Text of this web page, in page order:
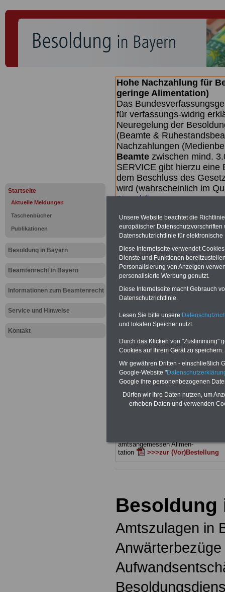
Startseite
Aktuelle Meldungen
Taschenbücher
Publikationen
Besoldung in Bayern
Beamtenrecht in Bayern
Informationen zum Beamtenrecht
Service und Hinweise
Kontakt
Hohe Nachzahlung für
geringe Alimentation)
Das
für verfassungs-widrig
Neuregelung der
(Beamte &
Nachzahlungen
Beamte zwischen mind.
SERVICE gibt hierzu eine
dem Beschluss des
wird (wahrscheinlich im
Broschüre.
Meldung
BEHÖRDEN-ABOmit drei
Beamtinnen und Beamte,
sorgungsrecht (Bund/Länder) sowie
drei Ratgeber sind übersichtlich
und erläutern auch komplizierte
Mitarbeiterinnen und Mitarbeiter
öffentlichen Dienstes im Freistaat
Bayern geeignet).BEHÖRDEN-ABO
ACHTUNG Neue Broschüre zum
amtsangemessen Alimen-
tation
>>>zur (Vor)Bestellung
Besoldung
Amtszulagen in
Unsere Website beachtet die
europäischer
Datenschutzrichtlinie für
Diese Internetseite verwendet
Dienste und Funktionen
Personalisierung von Anzeigen
personalisierte Werbung genutzt.
Diese Internetseite macht Gebrauch
Datenschutzrichtlinie.
Lesen Sie bitte unsere
und lokalen Speicher nutzt.
Durch das Klicken von "Zustimmung"
Cookies auf Ihrem Gerät zu speichern.
Wir gewähren Dritten - einschließlich
Google-Website "
Google ihre personenbezogenen
Dürfen wir Ihre Daten nutzen, um
erheben Daten und verwenden